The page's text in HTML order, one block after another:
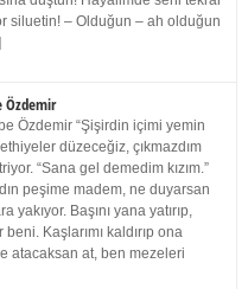
siluetin! – Olduğun – ah olduğun
Özdemir
Özdemir “Şişirdin içimi yemin
düzeceğiz, çıkmazdım
“Sana gel demedim kızım.”
peşime madem, ne duyarsan
yakıyor. Başını yana yatırıp,
Kaşlarımı kaldırıp ona
atacaksan at, ben mezeleri